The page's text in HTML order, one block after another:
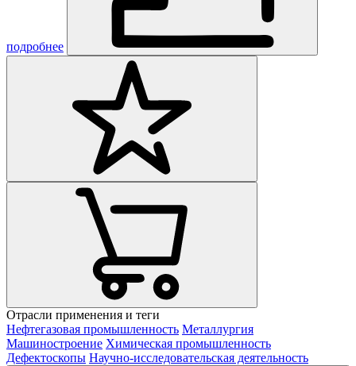
подробнее
Отрасли применения и теги
Нефтегазовая промышленность Металлургия
Машиностроение Химическая промышленность
Дефектоскопы Научно-исследовательская деятельность